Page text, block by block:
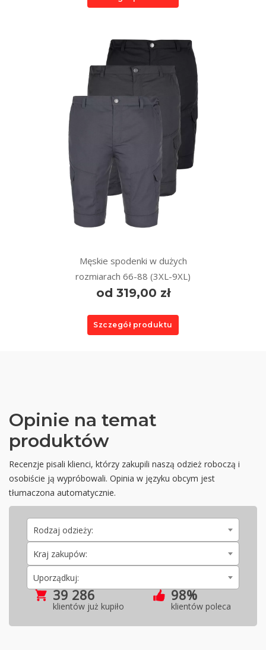
Męskie spodenki w dużych
rozmiarach 66-88 (3XL-9XL)
od 319,00 zł
Szczegół produktu
Opinie na temat
produktów
Recenzje pisali klienci, którzy zakupili naszą odzież roboczą i
osobiście ją wypróbowali. Opinia w języku obcym jest
tłumaczona automatycznie.
Rodzaj odzieży:
Kraj zakupów:
Uporządkuj:
39 286
klientów już kupiło
98%
klientów poleca